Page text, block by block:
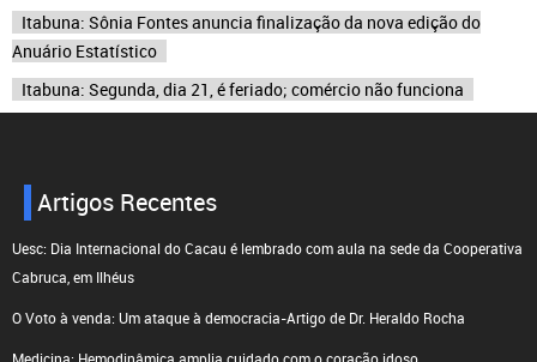
Itabuna: Sônia Fontes anuncia finalização da nova edição do
Anuário Estatístico
Itabuna: Segunda, dia 21, é feriado; comércio não funciona
Artigos Recentes
Uesc: Dia Internacional do Cacau é lembrado com aula na sede da Cooperativa
Cabruca, em Ilhéus
O Voto à venda: Um ataque à democracia-Artigo de Dr. Heraldo Rocha